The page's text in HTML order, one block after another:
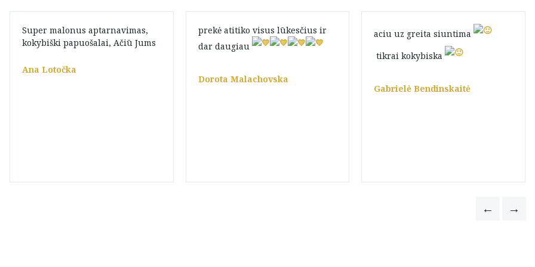
Super malonus aptarnavimas,
kokybiški papuošalai, Ačiū Jums
Ana Lotočka
prekė atitiko visus lūkesčius ir
dar daugiau
Dorota Malachovska
aciu uz greita siuntima
tikrai kokybiska
Gabrielė Bendinskaitė